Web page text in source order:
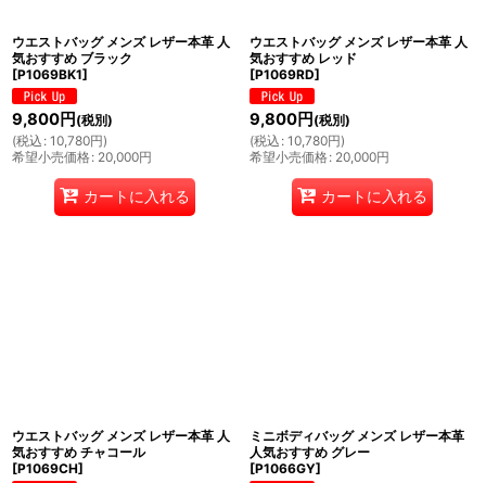
ウエストバッグ メンズ レザー本革 人
気おすすめ ブラック
[P1069BK1]
9,800円 (税別)
(税込 : 10,780円)
希望小売価格: 20,000円
カートに入れる
ウエストバッグ メンズ レザー本革 人
気おすすめ レッド
[P1069RD]
9,800円 (税別)
(税込 : 10,780円)
希望小売価格: 20,000円
カートに入れる
ウエストバッグ メンズ レザー本革 人
気おすすめ チャコール
[P1069CH]
ミニボディバッグ メンズ レザー本革
人気おすすめ グレー
[P1066GY]